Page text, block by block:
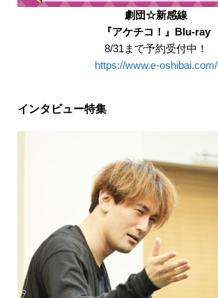
劇団☆新感線
『アケチコ！』Blu-ray
8/31まで予約受付中！
https://www.e-oshibai.com/
インタビュー特集